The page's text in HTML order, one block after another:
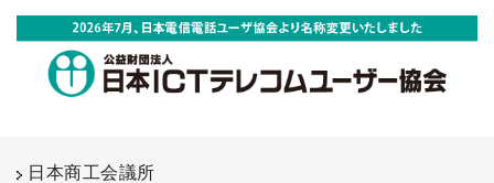
日本商工会議所